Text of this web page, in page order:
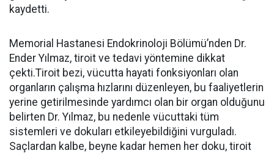
kaydetti.
Memorial Hastanesi Endokrinoloji Bölümü’nden Dr.
Ender Yılmaz, tiroit ve tedavi yöntemine dikkat
çekti.Tiroit bezi, vücutta hayati fonksiyonları olan
organların çalışma hızlarını düzenleyen, bu faaliyetlerin
yerine getirilmesinde yardımcı olan bir organ olduğunu
belirten Dr. Yılmaz, bu nedenle vücuttaki tüm
sistemleri ve dokuları etkileyebildiğini vurguladı.
Saçlardan kalbe, beyne kadar hemen her doku, tiroit